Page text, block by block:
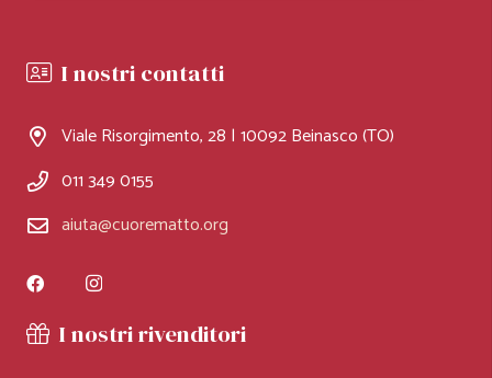
I nostri contatti
Viale Risorgimento, 28 | 10092 Beinasco (TO)
011 349 0155
aiuta@cuorematto.org
I nostri rivenditori